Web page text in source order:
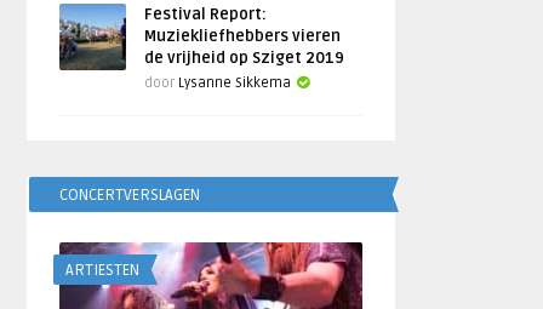
Festival Report:
Muziekliefhebbers vieren
de vrijheid op Sziget 2019
door Lysanne Sikkema
CONCERTVERSLAGEN
ARTIESTEN